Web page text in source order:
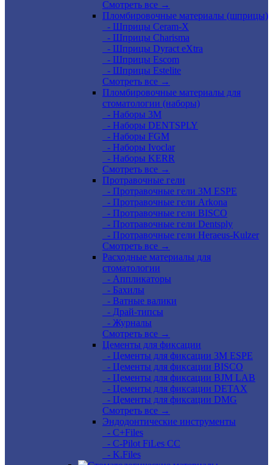
Смотреть все →
Пломбировочные материалы (шприцы)
- Шприцы Ceram-X
- Шприцы Charisma
- Шприцы Dyract eXtra
- Шприцы Escom
- Шприцы Estelite
Смотреть все →
Пломбировочные материалы для
стоматологии (наборы)
- Наборы 3М
- Наборы DENTSPLY
- Наборы FGM
- Наборы Ivoclar
- Наборы KERR
Смотреть все →
Протравочные гели
- Протравочные гели 3М ESPE
- Протравочные гели Arkona
- Протравочные гели BISCO
- Протравочные гели Dentsply
- Протравочные гели Heraeus-Kulzer
Смотреть все →
Расходные материалы для
стоматологии
- Аппликаторы
- Бахилы
- Ватные валики
- Драй-типсы
- Журналы
Смотреть все →
Цементы для фиксации
- Цементы для фиксации 3M ESPE
- Цементы для фиксации BISCO
- Цементы для фиксации BJM LAB
- Цементы для фиксации DETAX
- Цементы для фиксации DMG
Смотреть все →
Эндодонтические инструменты
- C+Files
- C-Pilot FiLes CC
- K.Files